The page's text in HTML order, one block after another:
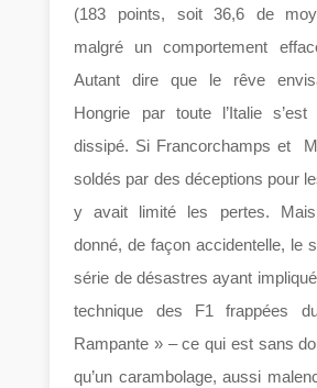
(183 points, soit 36,6 de
malgré un comportement
Autant dire que le rêve
Hongrie par toute l’Italie s’est
dissipé. Si Francorchamps et
soldés par des déceptions pour
y avait limité les pertes.
donné, de façon accidentelle, le
série de désastres ayant
technique des F1 frappées
Rampante » – ce qui est sans
qu’un carambolage, aussi